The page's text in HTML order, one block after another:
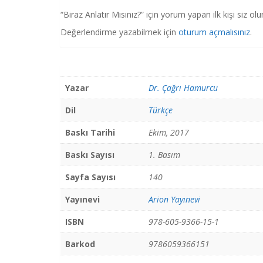
“Biraz Anlatır Mısınız?” için yorum yapan ilk kişi siz
Değerlendirme yazabilmek için oturum açmalısınız.
Yazar
Dr. Çağrı Hamurcu
Dil
Türkçe
Baskı Tarihi
Ekim, 2017
Baskı Sayısı
1. Basım
Sayfa Sayısı
140
Yayınevi
Arion Yayınevi
ISBN
978-605-9366-15-1
Barkod
9786059366151